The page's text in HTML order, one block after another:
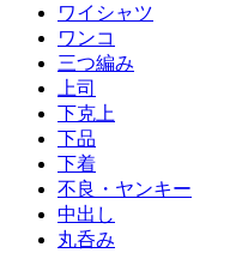
ワイシャツ
ワンコ
三つ編み
上司
下克上
下品
下着
不良・ヤンキー
中出し
丸呑み